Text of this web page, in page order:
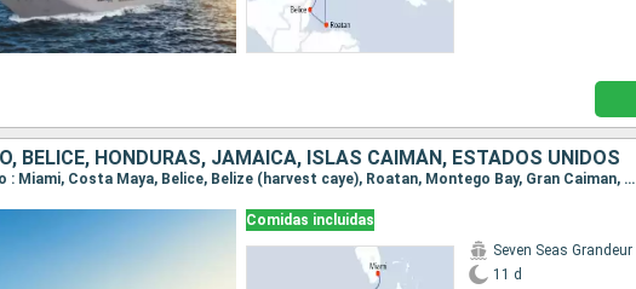
BELICE, HONDURAS, JAMAICA, ISLAS CAIMÁN, ESTADOS UNIDOS
Itinerario : Miami, Costa Maya, Belice, Belize (harvest caye), Roatan, Montego Bay, Gran Caiman, Miami
Comidas incluidas
Seven Seas Grandeur
11 d